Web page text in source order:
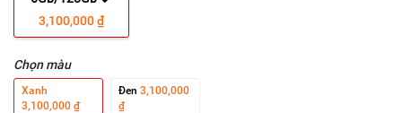
3,100,000 ₫
Chọn màu
Xanh
3,100,000 ₫
Đen 3,100,000
₫